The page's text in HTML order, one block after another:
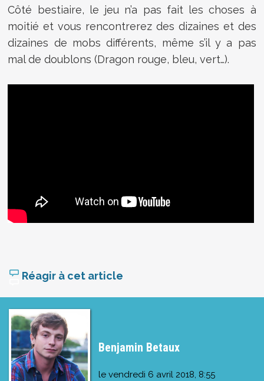
Côté bestiaire, le jeu n’a pas fait les choses à
moitié et vous rencontrerez des dizaines et des
dizaines de mobs différents, même s’il y a pas
mal de doublons (Dragon rouge, bleu, vert…).
Réagir à cet article
Benjamin Betaux
le vendredi 6 avril 2018, 8:55